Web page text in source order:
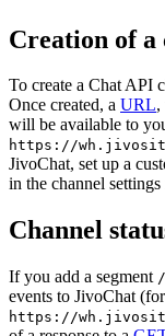
Creation of a
To create a Chat API
Once created, a URL,
will be available to
https://
JivoChat, set up a
in the channel
Channel
If you add a segment
events to JivoChat
https://